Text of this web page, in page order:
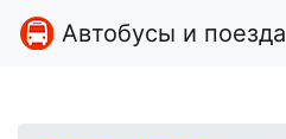
Автобусы и поезда